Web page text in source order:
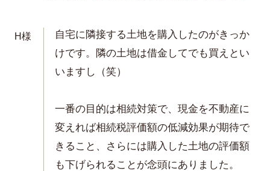
H様
自宅に隣接する土地を購入したのがきっか
けです。隣の土地は借金してでも買えとい
いますし（笑）
一番の目的は相続対策で、現金を不動産に
変えれば相続税評価額の低減効果が期待で
きること、さらには購入した土地の評価額
も下げられることが念頭にありました。